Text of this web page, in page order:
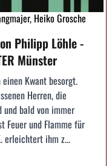
Heiko Grosche
Philipp Löhle -
Münster
Kwant besorgt.
Herren, die
bald von immer
Feuer und Flamme für
erleichtert ihm z...